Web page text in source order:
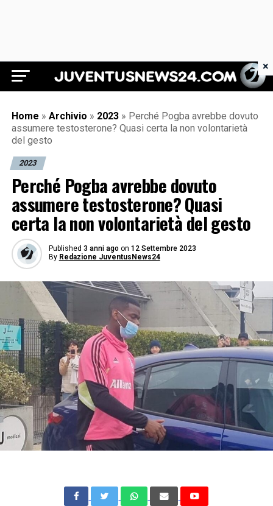
Juventus News 24
Home » Archivio » 2023 » Perché Pogba avrebbe dovuto
assumere testosterone? Quasi certa la non volontarietà
del gesto
2023
Perché Pogba avrebbe dovuto
assumere testosterone? Quasi
certa la non volontarietà del gesto
Published 3 anni ago on 12 Settembre 2023
By Redazione JuventusNews24
×